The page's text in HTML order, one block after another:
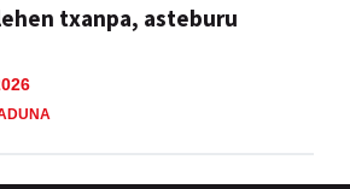
txanpa, asteburu